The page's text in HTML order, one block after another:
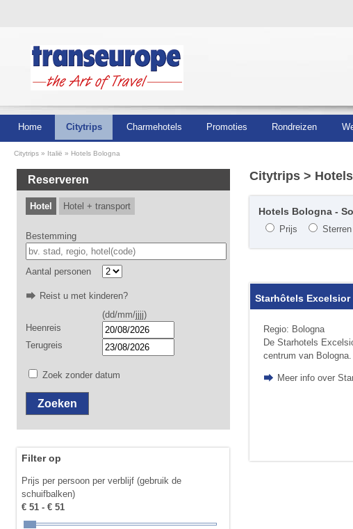
Home Citytrips Charmehotels Promoties Rondreizen
Citytrips Italië Hotels Bologna
Reserveren
Hotel Hotel + transport
Bestemming
Aantal personen
Reist u met kinderen?
(dd/mm/jjjj)
Heenreis
Terugreis
Zoek zonder datum
Filter op
Prijs per persoon per verblijf (gebruik de
schuifbalken)
€ 51 - € 51
Citytrips>
Hotels Bologna -
Prijs Sterren
Starhôtels Excelsior
Regio: Bologna
De Starhotels
centrum van
Meer info over